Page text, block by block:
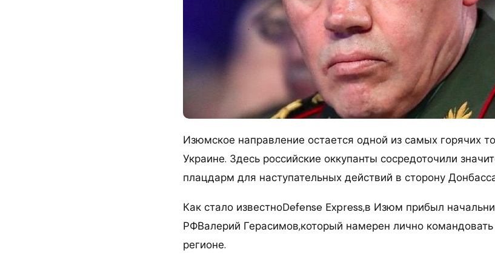
Изюмское направление остается одной из самых горячих
Украине. Здесь российские оккупанты сосредоточили
плацдарм для наступательных действий в сторону
Как стало известноDefense Express,в Изюм прибыл
РФВалерий Герасимов,который намерен лично
регионе.